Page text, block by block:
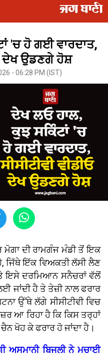
'ਚ ਹੋ ਗਈ ਵਾਰਦਾਤ,
ਦੇਖ ਉਡਣਗੇ ਹੋਸ਼
- 06:28 PM (IST)
ਮੋਗਾ ਦੀ ਰਾਮਗੰਜ ਮੰਡੀ ਤੋਂ ਇਕ
ਜਿੱਥੇ ਇੱਕ ਵਿਅਕਤੀ ਲੱਸੀ ਲੈਣ
ਇਸੇ ਦਰਮਿਆਨ ਸਨੈਚਰਾਂ ਵੱਲੋਂ
ਜਾਂਦੀ ਹੈ ਤੇ ਤੇਜ਼ੀ ਨਾਲ ਫਰਾਰ
ਉੱਥੇ ਲੱਗੇ ਸੀਸੀਟੀਵੀ ਵਿਚ
ਆ ਰਿਹਾ ਹੈ ਕਿ ਕਿਸ ਤਰ੍ਹਾਂ
ਖੋਹ ਕੇ ਫਰਾਰ ਹੋ ਜਾਂਦਾ ਹੈ।
ਅਸਮਾਨੀ ਬਿਜਲੀ ਨੇ ਮਚਾਈ